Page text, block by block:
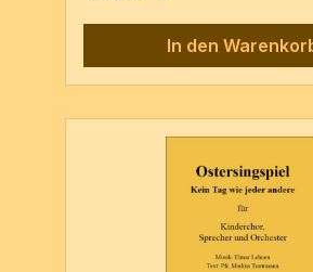
SeitenChorpartitur / 13 Seiten
Stimmen (Dubletten) pauschal
Dubletten per E-Mail bestellen.
In den